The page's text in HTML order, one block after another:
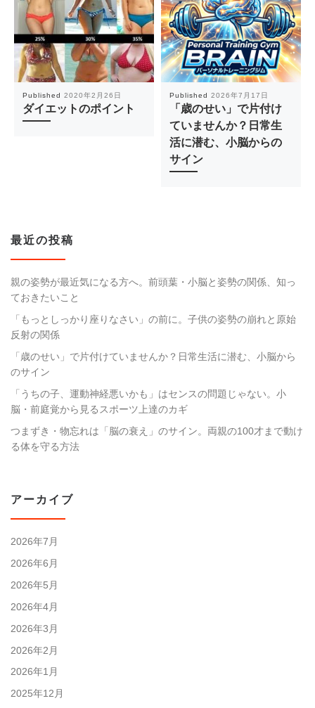
Published 2020年2月26日
ダイエットのポイント
Published 2026年7月17日
「歳のせい」で片付け
ていませんか？日常生
活に潜む、小脳からの
サイン
最近の投稿
親の姿勢が最近気になる方へ。前頭葉・小脳と姿勢の関係、知っ
ておきたいこと
「もっとしっかり座りなさい」の前に。子供の姿勢の崩れと原始
反射の関係
「歳のせい」で片付けていませんか？日常生活に潜む、小脳から
のサイン
「うちの子、運動神経悪いかも」はセンスの問題じゃない。小
脳・前庭覚から見るスポーツ上達のカギ
つまずき・物忘れは「脳の衰え」のサイン。両親の100才まで動け
る体を守る方法
アーカイブ
2026年7月
2026年6月
2026年5月
2026年4月
2026年3月
2026年2月
2026年1月
2025年12月